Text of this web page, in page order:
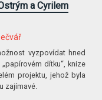
a Cyrilem
vyzpovídat hned
dítku“, knize
projektu, jehož byla
zajímavé.